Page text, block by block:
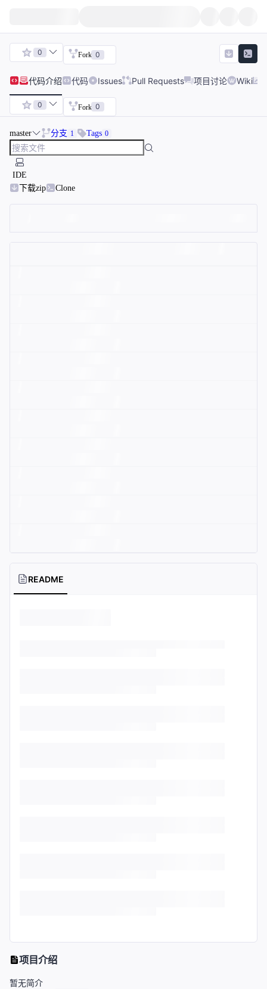
0 Fork 0
代码介绍 代码 Issues Pull Requests 项目讨论 Wiki
0 Fork 0
master 分支 1 Tags 0
IDE
下载zip
Clone
README
项目介绍
暂无简介